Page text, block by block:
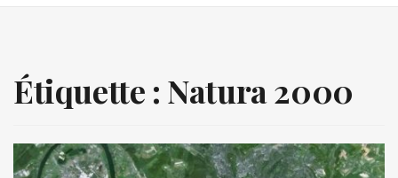
Étiquette : Natura 2000